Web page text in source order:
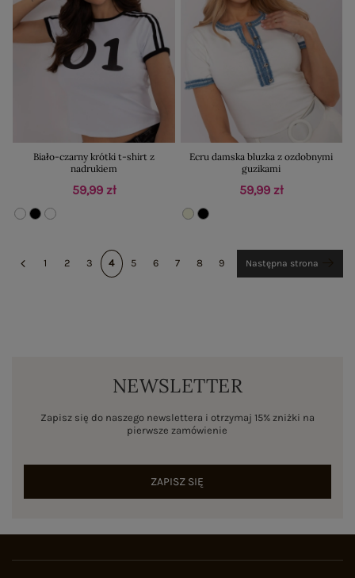
Biało-czarny krótki t-shirt z
nadrukiem
59,99 zł
Ecru damska bluzka z ozdobnymi
guzikami
59,99 zł
1 2 3 4 5 6 7 8 9 Następna strona
NEWSLETTER
Zapisz się do naszego newslettera i otrzymaj 15% zniżki na
pierwsze zamówienie
ZAPISZ SIĘ